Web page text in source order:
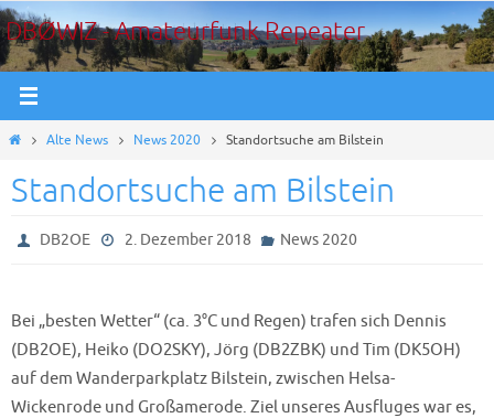
Zum
Inhalt
springen
DBØWIZ - Amateurfunk Repeater
StartAlte News News 2020 Standortsuche am Bilstein
Standortsuche am Bilstein
DB2OE 2. Dezember 2018 News 2020
Bei „besten Wetter“ (ca. 3°C und Regen) trafen sich Dennis
(DB2OE), Heiko (DO2SKY), Jörg (DB2ZBK) und Tim (DK5OH)
auf dem Wanderparkplatz Bilstein, zwischen Helsa-
Wickenrode und Großamerode. Ziel unseres Ausfluges war es,